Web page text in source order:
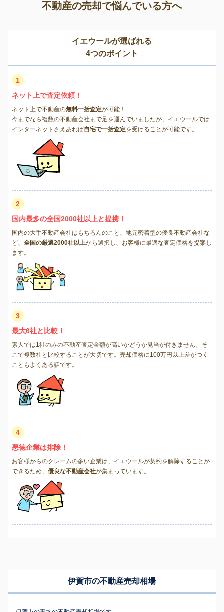
不動産の売却で悩んでいる方へ
イエウールが選ばれる
4つのポイント
1
ネット上で査定依頼！
ネット上で不動産の無料一括査定が可能！
今までなら複数の不動産会社まで足を運んでいましたが、イエウールでは
インターネットさえあれば自宅で一括査定を受けることが可能です。
2
国内最多の全国2000社以上と提携！
国内の大手不動産会社はもちろんのこと、地元密着型の優良不動産会社な
ど、 全国の厳選2000社以上から選択し、お客様に最適な査定価格を提案し
ます。
3
最大6社と比較！
素人では1社のみの不動産査定金額が高いかどうか見当が付きません。そ
こで複数社と比較することが大切です。売却価格に100万円以上差がつく
こともよくある話です。
4
悪徳企業は排除！
お客様からのクレームの多い企業は、イエウールが契約を解除することが
できるため、 優良な不動産会社が集まっています。
伊賀市の不動産売却相場